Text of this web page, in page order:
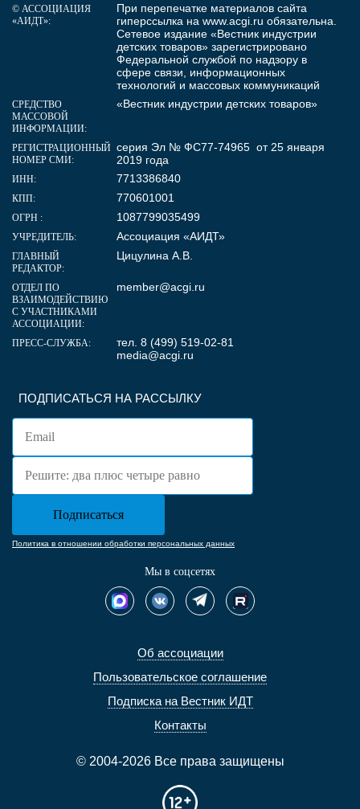
Об ассоциации
Пользовательское соглашение
Подписка на Вестник ИДТ
Контакты
© 2004-2026 Все права защищены
ПОДПИСАТЬСЯ НА РАССЫЛКУ
Политика в отношении обработки персональных данных
Мы в соцсетях
© АССОЦИАЦИЯ
«АИДТ»:
При перепечатке материалов сайта
гиперссылка на www.acgi.ru обязательна.
Сетевое издание «Вестник индустрии
детских товаров» зарегистрировано
Федеральной службой по надзору в
сфере связи, информационных
технологий и массовых коммуникаций
СРЕДСТВО
МАССОВОЙ
ИНФОРМАЦИИ:
«Вестник индустрии детских товаров»
РЕГИСТРАЦИОННЫЙ
НОМЕР СМИ:
серия Эл № ФС77-74965 от 25 января
2019 года
ИНН: 7713386840
КПП: 770601001
ОГРН : 1087799035499
УЧРЕДИТЕЛЬ: Ассоциация «АИДТ»
ГЛАВНЫЙ
РЕДАКТОР:
Цицулина А.В.
ОТДЕЛ ПО
ВЗАИМОДЕЙСТВИЮ
С УЧАСТНИКАМИ
АССОЦИАЦИИ:
member@acgi.ru
ПРЕСС-СЛУЖБА:
тел. 8 (499) 519-02-81
media@acgi.ru